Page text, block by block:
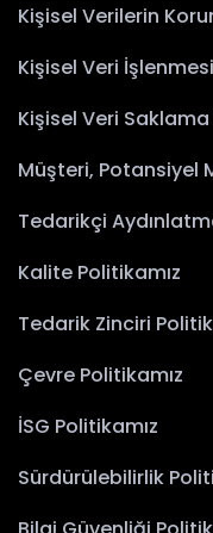
Kişisel Verilerin
Kişisel Veri
Kişisel Veri
Müşteri, Potansiyel
Tedarikçi
Kalite Politikamız
Tedarik Zinciri
Çevre Politikamız
İSG Politikamız
Sürdürülebilirlik